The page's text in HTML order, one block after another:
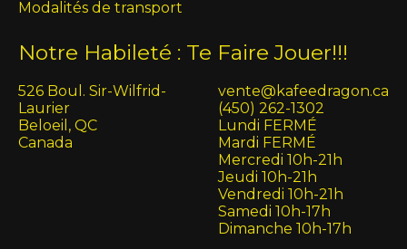
Modalités de transport
Notre Habileté : Te Faire Jouer!!!
526 Boul. Sir-Wilfrid-
Laurier
Beloeil, QC
Canada
vente@kafeedragon.ca
(450) 262-1302
Lundi FERMÉ
Mardi FERMÉ
Mercredi 10h-21h
Jeudi 10h-21h
Vendredi 10h-21h
Samedi 10h-17h
Dimanche 10h-17h
English (US)